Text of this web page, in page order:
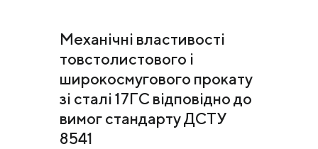
Механічні властивості
товстолистового і
широкосмугового прокату
зі сталі 17ГС відповідно до
вимог стандарту ДСТУ
8541